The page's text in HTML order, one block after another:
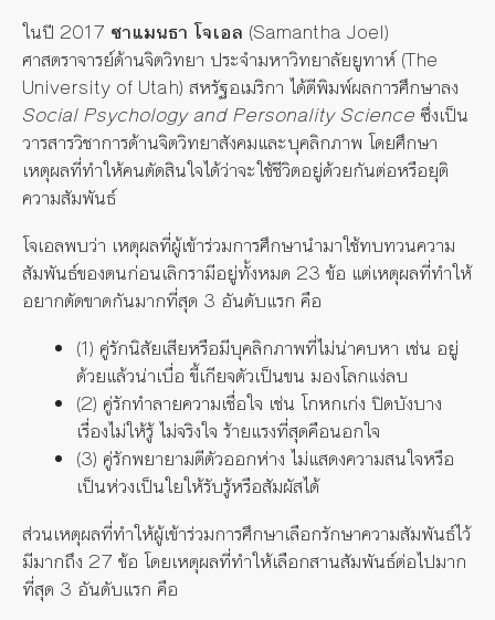
ในปี 2017 ซาแมนธา โจเอล (Samantha Joel)
ศาสตราจารย์ด้านจิตวิทยา ประจำมหาวิทยาลัยยูทาห์ (The
University of Utah) สหรัฐอเมริกา ได้ตีพิมพ์ผลการศึกษาลง
Social Psychology and Personality Science ซึ่งเป็น
วารสารวิชาการด้านจิตวิทยาสังคมและบุคลิกภาพ โดยศึกษา
เหตุผลที่ทำให้คนตัดสินใจได้ว่าจะใช้ชีวิตอยู่ด้วยกันต่อหรือยุติ
ความสัมพันธ์
โจเอลพบว่า เหตุผลที่ผู้เข้าร่วมการศึกษานำมาใช้ทบทวนความ
สัมพันธ์ของตนก่อนเลิกรามีอยู่ทั้งหมด 23 ข้อ แต่เหตุผลที่ทำให้
อยากตัดขาดกันมากที่สุด 3 อันดับแรก คือ
(1) คู่รักนิสัยเสียหรือมีบุคลิกภาพที่ไม่น่าคบหา เช่น อยู่
ด้วยแล้วน่าเบื่อ ขี้เกียจตัวเป็นขน มองโลกแง่ลบ
(2) คู่รักทำลายความเชื่อใจ เช่น โกหกเก่ง ปิดบังบาง
เรื่องไม่ให้รู้ ไม่จริงใจ ร้ายแรงที่สุดคือนอกใจ
(3) คู่รักพยายามตีตัวออกห่าง ไม่แสดงความสนใจหรือ
เป็นห่วงเป็นใยให้รับรู้หรือสัมผัสได้
ส่วนเหตุผลที่ทำให้ผู้เข้าร่วมการศึกษาเลือกรักษาความสัมพันธ์ไว้
มีมากถึง 27 ข้อ โดยเหตุผลที่ทำให้เลือกสานสัมพันธ์ต่อไปมาก
ที่สุด 3 อันดับแรก คือ